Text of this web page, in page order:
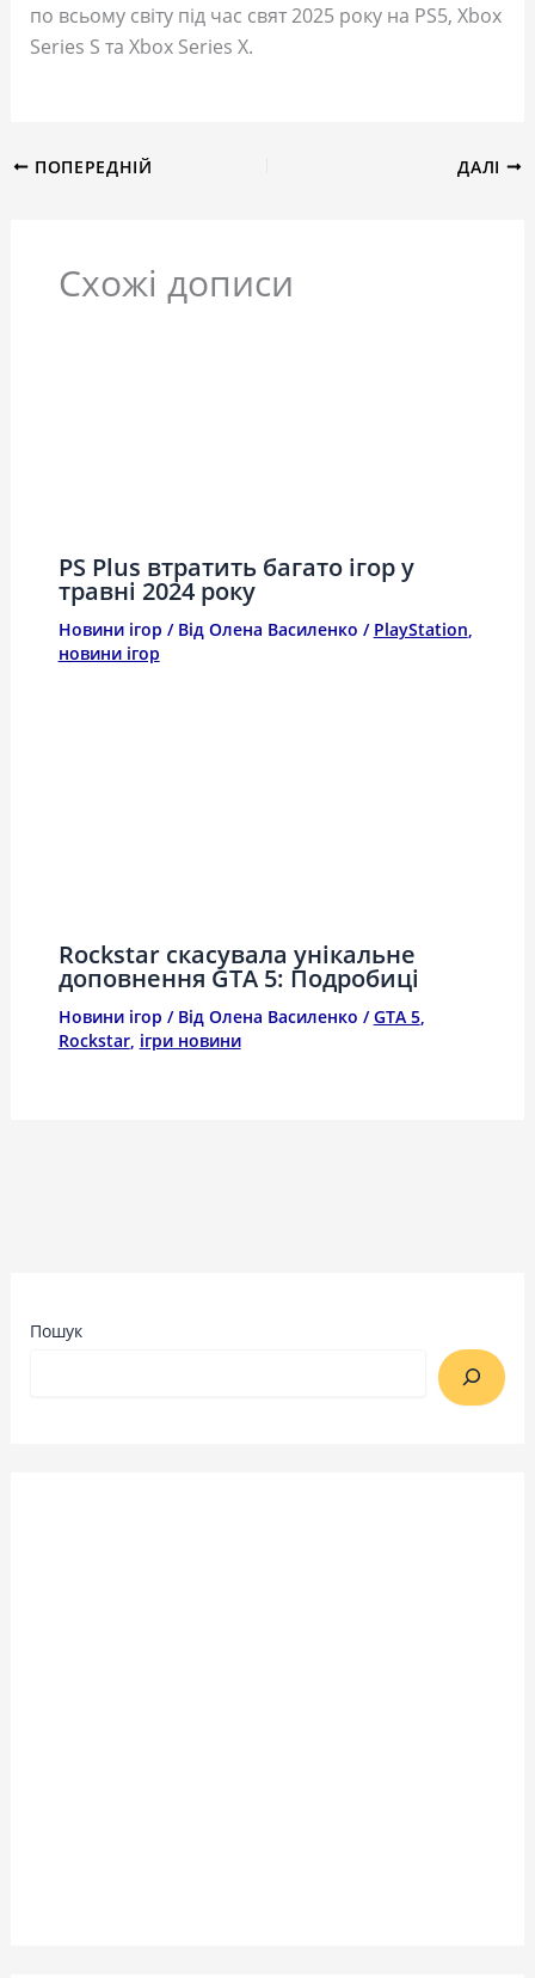
по всьому світу під час свят 2025 року на PS5, Xbox
Series S та Xbox Series X.
ПОПЕРЕДНІЙ ДАЛІ
Схожі дописи
PS Plus втратить багато ігор у
травні 2024 року
Новини ігор / Від Олена Василенко / PlayStation,
новини ігор
Rockstar скасувала унікальне
доповнення GTA 5: Подробиці
Новини ігор / Від Олена Василенко /GTA 5,
Rockstar, ігри новини
Пошук